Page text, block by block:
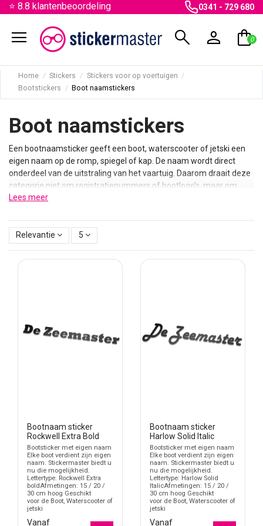
⭐ 8.8 klantenbeoordeling 0341 - 729 680
menu search person shopping_bag
0
Home Stickers
Stickers voor op voertuigen
Bootstickers
Boot naamstickers
Boot naamstickers
Een bootnaamsticker geeft een boot, waterscooter of jetski een
eigen naam op de romp, spiegel of kap. De naam wordt direct
onderdeel van de uitstraling van het vaartuig. Daarom draait deze
categorie niet om registratienummers of bootlogo’s, maar om
naambelettering: de gekozen naam, het lettertype, de hoogte en
Binnen deze categorie kies je uit verschillende bootnaamstickers
met eigen lettertype. Producten tonen onder andere lettertypes
zoals Comic Sans, Harlow Solid Italic, Rockwell Extra Bold, Cooper
Black en Bebas Neue. Zoek je ook registratienummers, bootlogo’s
Bootnaam op romp, spiegel of kap
Een bootnaam wordt vaak geplaatst op de zijkant van de romp, op
lijnen in de romp, stootranden, naden, rondingen en onderdelen
die de leesbaarheid kunnen onderbreken.
Bootnaamstickers met eigen naam
Naamstickers voor bootromp of spiegel
Boot naamstickers in verschillende lettertypes
Naamstickers voor waterscooter of jetski
Lees meer
Relevantie 5
Bootnaam sticker
Rockwell Extra Bold
Bootsticker met eigen naam
Elke boot verdient zijn eigen
naam. Stickermaster biedt u
nu die mogelijkheid.
Lettertype: Rockwell Extra
boldAfmetingen: 15 / 20 /
30 cm hoog Geschikt
voor de Boot, Waterscooter of
jetski
Vanaf
Bootnaam sticker
Harlow Solid Italic
Bootsticker met eigen naam
Elke boot verdient zijn eigen
naam. Stickermaster biedt u
nu die mogelijkheid.
Lettertype: Harlow Solid
ItalicAfmetingen: 15 / 20 /
30 cm hoog Geschikt
voor de Boot, Waterscooter of
jetski
Vanaf